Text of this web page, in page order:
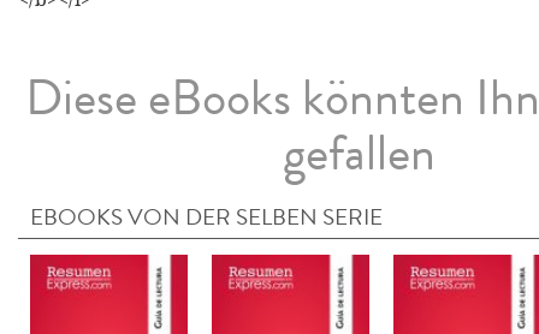
Diese eBooks könnten
gefallen
EBOOKS VON DER SELBEN SERIE